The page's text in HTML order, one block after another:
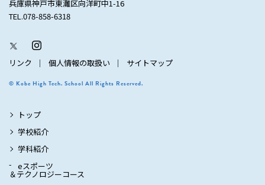
兵庫県神戸市東灘区向洋町中1-16
TEL.078-858-6318
リンク 個人情報の取扱い サイトマップ
© Kobe High Tech. School All Rights Reserved.
トップ
学校紹介
学科紹介
eスポーツ
＆テクノロジーコース